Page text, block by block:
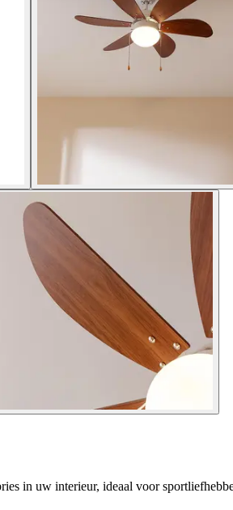
in uw interieur, ideaal voor